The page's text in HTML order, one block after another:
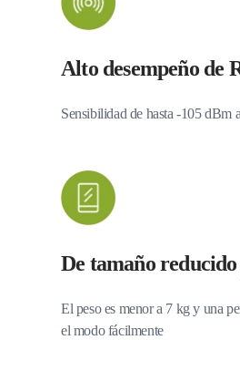
Alto desempeño de
Sensibilidad de hasta -105 dBm
De tamaño
El peso es menor a 7 kg y una
el modo fácilmente